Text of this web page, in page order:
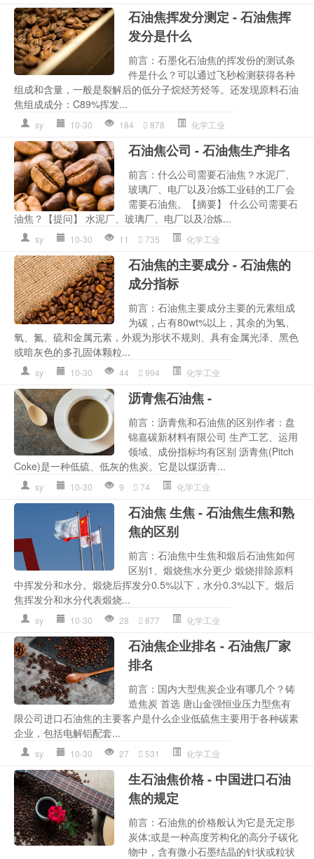
石油焦挥发分测定 - 石油焦挥
发分是什么
前言：石墨化石油焦的挥发份的测试条
件是什么？可以通过飞秒检测获得各种
组成和含量，一般是裂解后的低分子烷烃芳烃等。还发现原料石油
焦组成成分：C89%挥发...
sy 10-30 184 878 化学工业
石油焦公司 - 石油焦生产排名
前言：什么公司需要石油焦？水泥厂、
玻璃厂、电厂以及冶炼工业硅的工厂会
需要石油焦。【摘要】 什么公司需要石
油焦？【提问】 水泥厂、玻璃厂、电厂以及冶炼...
sy 10-30 11 735 化学工业
石油焦的主要成分 - 石油焦的
成分指标
前言：石油焦主要成分主要的元素组成
为碳，占有80wt%以上，其余的为氢、
氧、氮、硫和金属元素，外观为形状不规则、具有金属光泽、黑色
或暗灰色的多孔固体颗粒...
sy 10-30 44 994 化学工业
沥青焦石油焦 -
前言：沥青焦和石油焦的区别作者：盘
锦嘉碳新材料有限公司 生产工艺、运用
领域、成份指标均有区别 沥青焦(Pitch
Coke)是一种低硫、低灰的焦炭。它是以煤沥青...
sy 10-30 9 74 化学工业
石油焦 生焦 - 石油焦生焦和熟
焦的区别
前言：石油焦中生焦和煅后石油焦如何
区别1、煅烧焦水分更少 煅烧排除原料
中挥发分和水分。煅烧后挥发分0.5%以下，水分0.3%以下。煅后
焦挥发分和水分代表煅烧...
sy 10-30 28 877 化学工业
石油焦企业排名 - 石油焦厂家
排名
前言：国内大型焦炭企业有哪几个？铸
造焦炭 首选 唐山金强恒业压力型焦有
限公司进口石油焦的主要客户是什么企业低硫焦主要用于各种碳素
企业，包括电解铝配套...
sy 10-30 27 531 化学工业
生石油焦价格 - 中国进口石油
焦的规定
前言：石油焦的价格般认为它是无定形
炭体;或是一种高度芳构化的高分子碳化
物中，含有微小石墨结晶的针状或粒状